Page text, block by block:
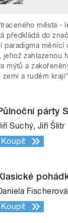
města -
předkládá do
paradigma měnící
zahlazenou
mýtů a
a rudém kraji“.
párty
Suchý, Jiří Šlitr
Koupit
Fischerová
Koupit